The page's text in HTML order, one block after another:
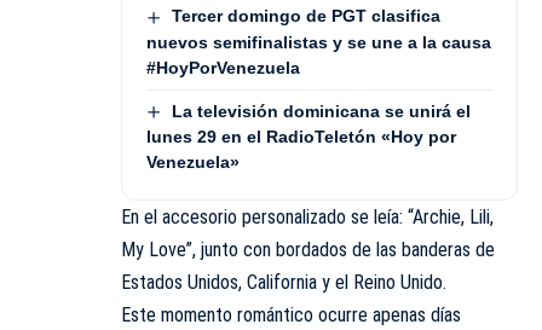
Tercer domingo de PGT clasifica
nuevos semifinalistas y se une a la causa
#HoyPorVenezuela
La televisión dominicana se unirá el
lunes 29 en el RadioTeletón «Hoy por
Venezuela»
En el accesorio personalizado se leía: “Archie, Lili,
My Love”, junto con bordados de las banderas de
Estados Unidos, California y el Reino Unido.
Este momento romántico ocurre apenas días